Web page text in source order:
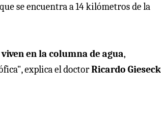
se encuentra a 14 kilómetros de la
en la columna de agua,
explica el doctorRicardo